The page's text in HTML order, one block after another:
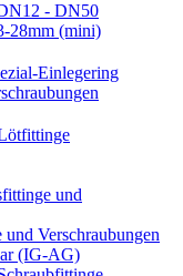
- DN50
28mm (mini)
Einlegering
und
Verschraubungen
(IG-AG)